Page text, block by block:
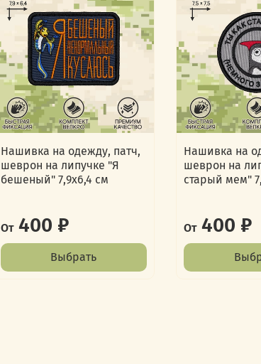
Нашивка на одежду, патч,
шеврон на липучке "Я
бешеный" 7,9х6,4 см
От400 ₽
Выбрать
Нашивка на
шеврон на
старый мем"
От400 ₽